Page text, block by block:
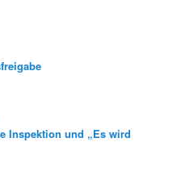
Inspektion und „Es wird